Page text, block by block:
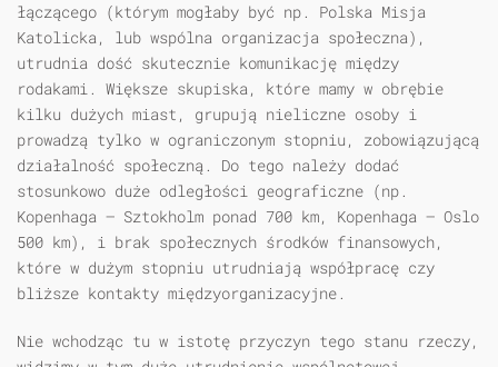
łączącego (którym mogłaby być np. Polska Misja
Katolicka, lub wspólna organizacja społeczna),
utrudnia dość skutecznie komunikację między
rodakami. Większe skupiska, które mamy w obrębie
kilku dużych miast, grupują nieliczne osoby i
prowadzą tylko w ograniczonym stopniu, zobowiązującą
działalność społeczną. Do tego należy dodać
stosunkowo duże odległości geograficzne (np.
Kopenhaga — Sztokholm ponad 700 km, Kopenhaga — Oslo
500 km), i brak społecznych środków finansowych,
które w dużym stopniu utrudniają współpracę czy
bliższe kontakty międzyorganizacyjne.
Nie wchodząc tu w istotę przyczyn tego stanu rzeczy,